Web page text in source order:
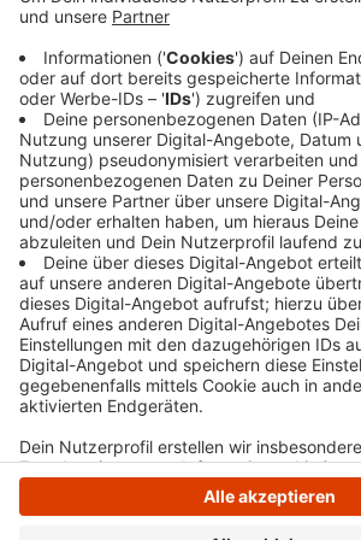
Motto. Mitglieder des Kinder- und
Jugendparlaments haben bei einer
von Erfahrungen mit
Rassismus in der Schule
Veröffentlicht:Montag, 25.03.2024 14:09
Anzeige
Anzeige